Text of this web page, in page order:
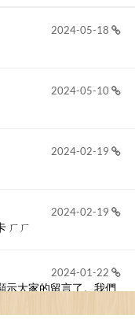
2024-05-18
2024-05-10
2024-02-19
2024-02-19
ㄏㄏ
2024-01-22
示大家的留言了。我們